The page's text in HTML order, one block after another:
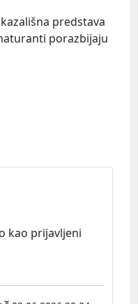
predstava
porazbijaju
kao prijavljeni